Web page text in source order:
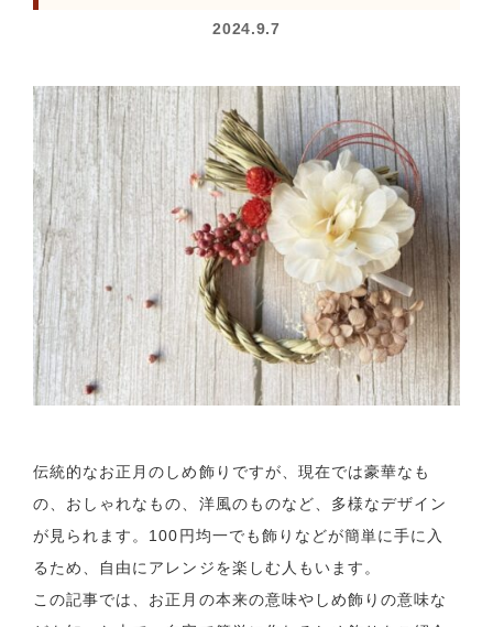
2024.9.7
伝統的なお正月のしめ飾りですが、現在では豪華なも
の、おしゃれなもの、洋風のものなど、多様なデザイン
が見られます。100円均一でも飾りなどが簡単に手に入
るため、自由にアレンジを楽しむ人もいます。
この記事では、お正月の本来の意味やしめ飾りの意味な